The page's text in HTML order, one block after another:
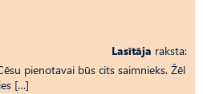
Lasītāja raksta:
pienotavai būs cits saimnieks. Žēl
[…]